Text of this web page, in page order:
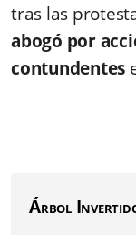
tras las
abogó por
contundentes
Árbol